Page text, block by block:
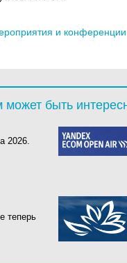
и
может быть
2026.
теперь